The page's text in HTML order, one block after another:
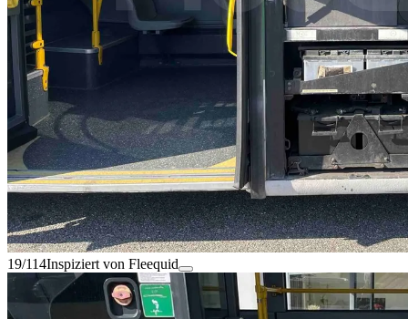
19/114Inspiziert von Fleequid